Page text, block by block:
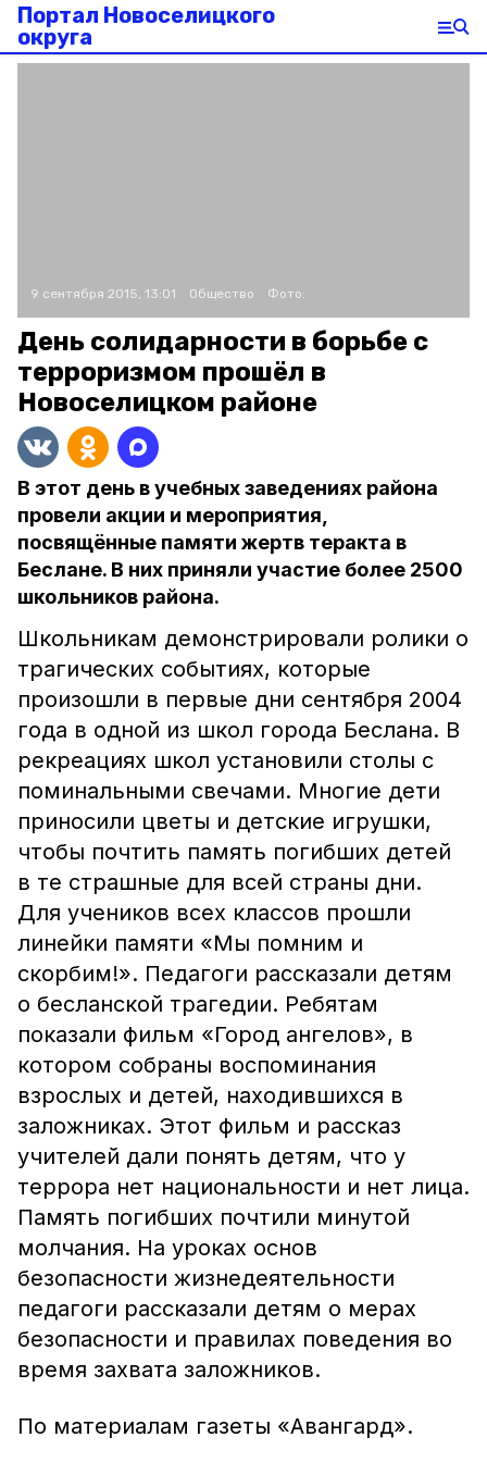
Портал Новоселицкого
округа
9 сентября 2015, 13:01 Общество Фото:
День солидарности в борьбе с
терроризмом прошёл в
Новоселицком районе
В этот день в учебных заведениях района
провели акции и мероприятия,
посвящённые памяти жертв теракта в
Беслане. В них приняли участие более 2500
школьников района.
Школьникам демонстрировали ролики о
трагических событиях, которые
произошли в первые дни сентября 2004
года в одной из школ города Беслана. В
рекреациях школ установили столы с
поминальными свечами. Многие дети
приносили цветы и детские игрушки,
чтобы почтить память погибших детей
в те страшные для всей страны дни.
Для учеников всех классов прошли
линейки памяти «Мы помним и
скорбим!». Педагоги рассказали детям
о бесланской трагедии. Ребятам
показали фильм «Город ангелов», в
котором собраны воспоминания
взрослых и детей, находившихся в
заложниках. Этот фильм и рассказ
учителей дали понять детям, что у
террора нет национальности и нет лица.
Память погибших почтили минутой
молчания. На уроках основ
безопасности жизнедеятельности
педагоги рассказали детям о мерах
безопасности и правилах поведения во
время захвата заложников.
По материалам газеты «Авангард».